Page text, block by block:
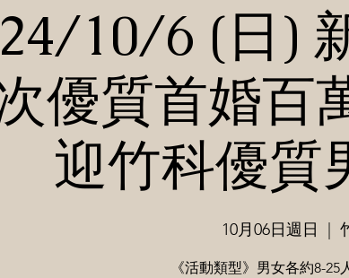
10/6 (日)
優質首婚百
迎竹科優質
10月06日週日
《活動類型》男女各約8-25